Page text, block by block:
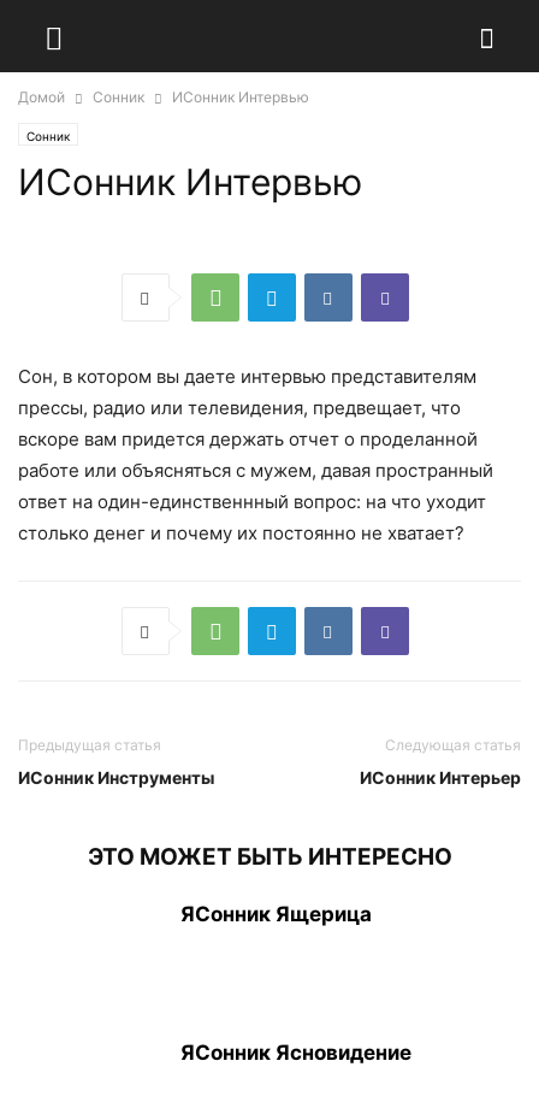
Домой Сонник ИСонник Интервью
Сонник
ИСонник Интервью
Сон, в котором вы даете интервью представителям
прессы, радио или телевидения, предвещает, что
вскоре вам придется держать отчет о проделанной
работе или объясняться с мужем, давая пространный
ответ на один-единственнный вопрос: на что уходит
столько денег и почему их постоянно не хватает?
Предыдущая статья
ИСонник Инструменты
Следующая статья
ИСонник Интерьер
ЭТО МОЖЕТ БЫТЬ ИНТЕРЕСНО
ЯСонник Ящерица
ЯСонник Ясновидение